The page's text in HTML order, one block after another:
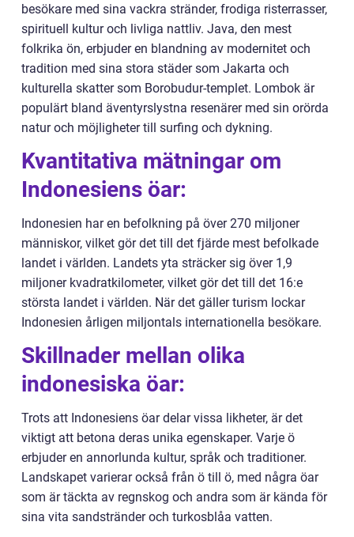
besökare med sina vackra stränder, frodiga risterrasser,
spirituell kultur och livliga nattliv. Java, den mest
folkrika ön, erbjuder en blandning av modernitet och
tradition med sina stora städer som Jakarta och
kulturella skatter som Borobudur-templet. Lombok är
populärt bland äventyrslystna resenärer med sin orörda
natur och möjligheter till surfing och dykning.
Kvantitativa mätningar om
Indonesiens öar:
Indonesien har en befolkning på över 270 miljoner
människor, vilket gör det till det fjärde mest befolkade
landet i världen. Landets yta sträcker sig över 1,9
miljoner kvadratkilometer, vilket gör det till det 16:e
största landet i världen. När det gäller turism lockar
Indonesien årligen miljontals internationella besökare.
Skillnader mellan olika
indonesiska öar:
Trots att Indonesiens öar delar vissa likheter, är det
viktigt att betona deras unika egenskaper. Varje ö
erbjuder en annorlunda kultur, språk och traditioner.
Landskapet varierar också från ö till ö, med några öar
som är täckta av regnskog och andra som är kända för
sina vita sandstränder och turkosblåa vatten.